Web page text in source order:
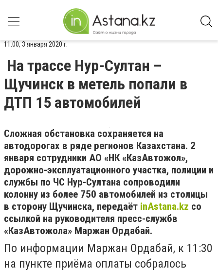
11:00, 3 января 2020 г.
На трассе Нур-Султан –
Щучинск в метель попали в
ДТП 15 автомобилей
Сложная обстановка сохраняется на
автодорогах в ряде регионов Казахстана. 2
января сотрудники АО «НК «КазАвтожол»,
дорожно-эксплуатационного участка, полиции и
службы по ЧС Нур-Султана сопроводили
колонну из более 750 автомобилей из столицы
в сторону Щучинска, передаёт inAstana.kz со
ссылкой на руководителя пресс-службв
«КазАвтожола» Маржан Ордабай.
По информации Маржан Ордабай, к 11:30
на пункте приёма оплаты собралось